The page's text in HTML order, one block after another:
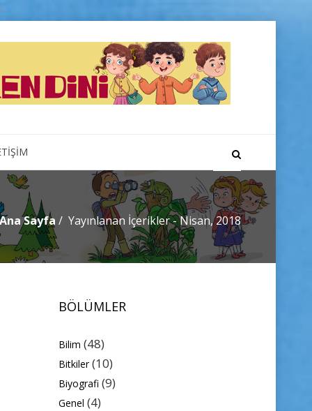
Ana Sayfa Yayınlanan İçerikler - Nisan, 2018
BÖLÜMLER
Bilim (48)
Bitkiler(10)
Biyografi (9)
Genel (4)